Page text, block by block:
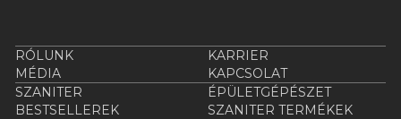
RÓLUNK
KARRIER
MÉDIA
KAPCSOLAT
SZANITER
ÉPÜLETGÉPÉSZET
BESTSELLEREK
SZANITER TERMÉKEK